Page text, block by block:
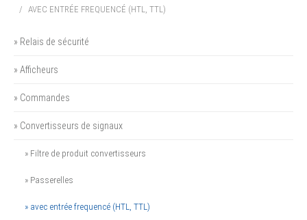
AVEC ENTRÉE FREQUENCÉ (HTL, TTL)
» Relais de sécurité
» Afficheurs
» Commandes
» Convertisseurs de signaux
» Filtre de produit convertisseurs
» Passerelles
» avec entrée frequencé (HTL, TTL)